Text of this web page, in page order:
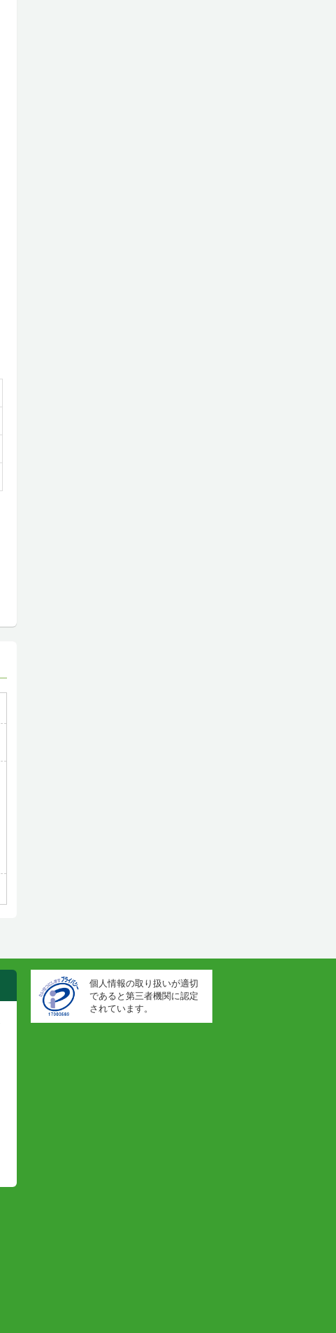
個人情報の取り扱いが適切
であると第三者機関に認定
されています。